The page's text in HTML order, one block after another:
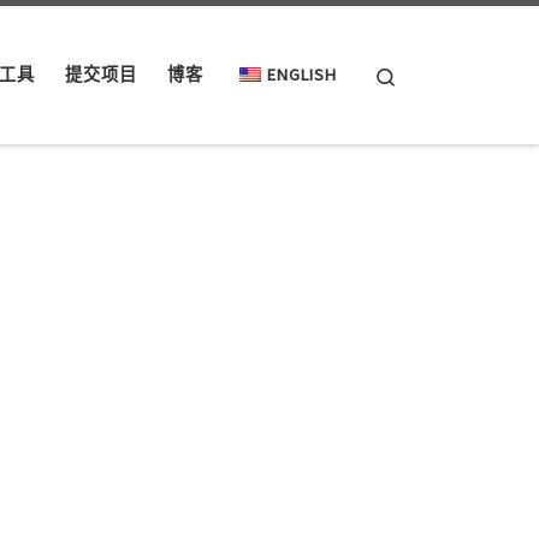
具 提交项目 博客 ENGLISH